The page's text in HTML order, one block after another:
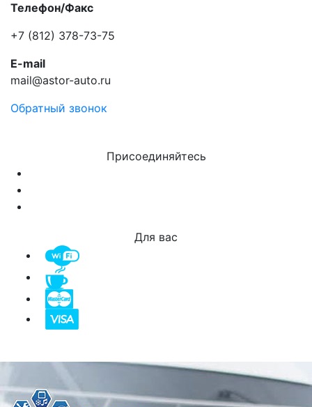
Телефон/Факс
+7 (812) 378-73-75
E-mail
mail@astor-auto.ru
Обратный звонок
Присоединяйтесь
Для вас